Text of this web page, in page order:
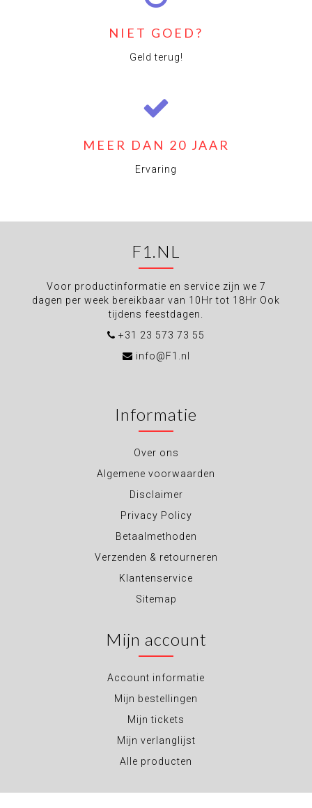
NIET GOED?
Geld terug!
MEER DAN 20 JAAR
Ervaring
F1.NL
Voor productinformatie en service zijn we 7
dagen per week bereikbaar van 10Hr tot 18Hr Ook
tijdens feestdagen.
+31 23 573 73 55
info@F1.nl
Informatie
Over ons
Algemene voorwaarden
Disclaimer
Privacy Policy
Betaalmethoden
Verzenden & retourneren
Klantenservice
Sitemap
Mijn account
Account informatie
Mijn bestellingen
Mijn tickets
Mijn verlanglijst
Alle producten